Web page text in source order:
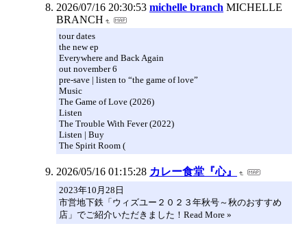
2026/07/16 20:30:53 michelle branch MICHELLE
BRANCH
tour dates
the new ep
Everywhere and Back Again
out november 6
pre-save | listen to “the game of love”
Music
The Game of Love (2026)
Listen
The Trouble With Fever (2022)
Listen | Buy
The Spirit Room (
2026/05/16 01:15:28 カレー食堂『心』
2023年10月28日
市営地下鉄「ウィズユー２０２３年秋号～秋のおすすめ
店」でご紹介いただきました！Read More »